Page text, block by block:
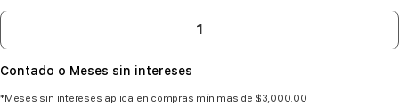
Contado o Meses sin intereses
*Meses sin intereses aplica en compras mínimas de $3,000.00